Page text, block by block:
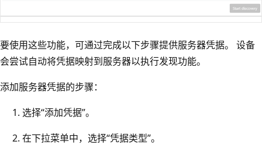
要使用这些功能，可通过完成以下步骤提供服务器凭据。 设备
会尝试自动将凭据映射到服务器以执行发现功能。
添加服务器凭据的步骤：
选择“添加凭据”。
在下拉菜单中，选择“凭据类型”。